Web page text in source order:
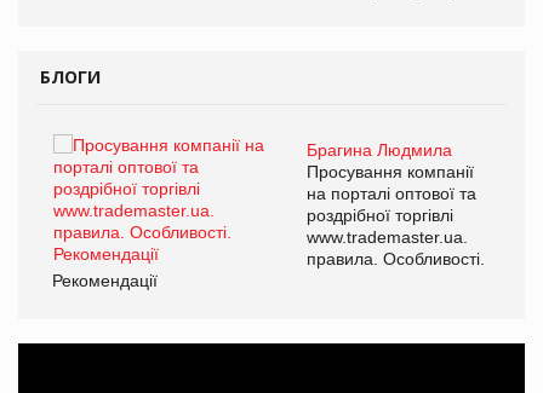
БЛОГИ
Брагина Людмила
Просування компанії
на порталі оптової та
роздрібної торгівлі
www.trademaster.ua.
правила. Особливості.
Рекомендації